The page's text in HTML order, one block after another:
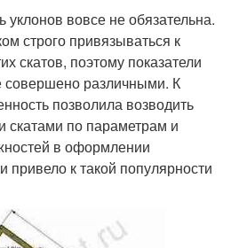
уклонов вовсе не обязательна.
строго привязываться к
скатов, поэтому показатели
совершено различными. К
позволила возводить
по параметрам и
в оформлении
привело к такой популярности